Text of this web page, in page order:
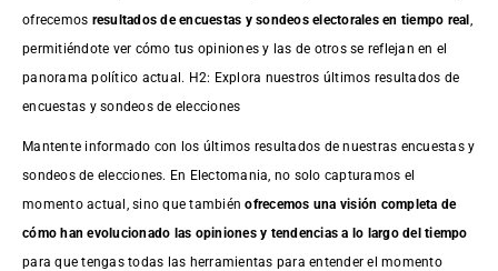
ofrecemos resultados deencuestas y sondeos electorales en tiempo real
permitiéndote ver cómo tus opiniones y las de otros se reflejan en el
panorama político actual. H2: Explora nuestros últimos resultados de
encuestas y sondeos de elecciones
Mantente informado con los últimos resultados de nuestras encuestasy
sondeos de elecciones. En Electomania, no solo capturamos el
momento actual, sino que tambiénofrecemos una visión completa de
cómo han evolucionado las opiniones y tendencias a lo largo del tiempo
para que tengas todas las herramientas para entender el momento